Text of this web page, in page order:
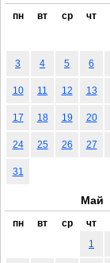
пн вт ср чт
3 4 5 6
10 11 12 13
17 18 19 20
24 25 26 27
31
Май
пн вт ср чт
1